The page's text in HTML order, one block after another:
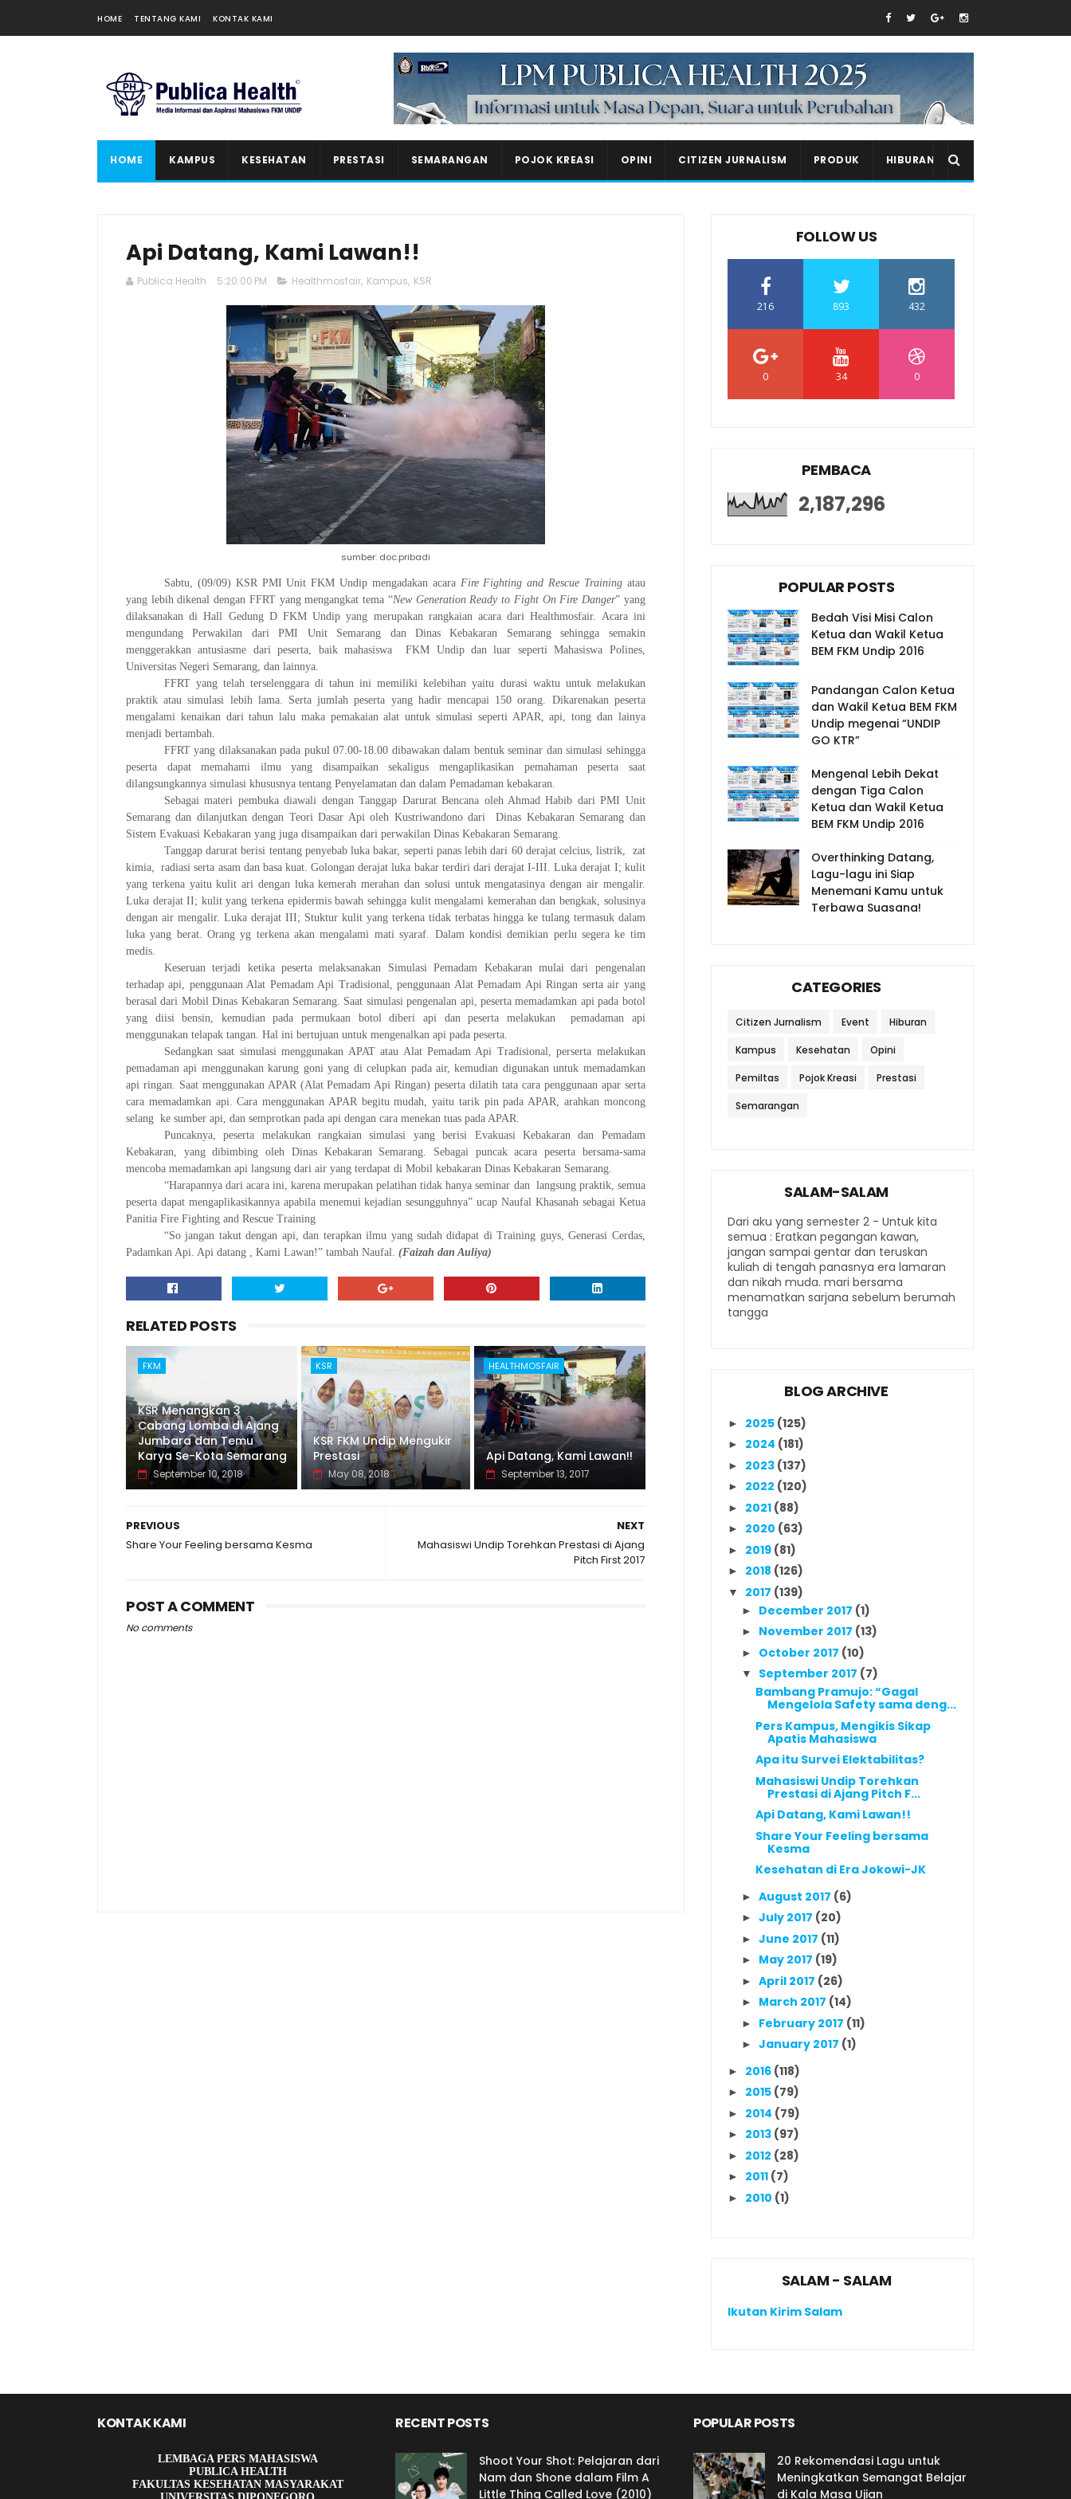
HOME TENTANG KAMI KONTAK KAMI
Masukkan iklan disini!
HOME KAMPUS KESEHATAN PRESTASI SEMARANGAN POJOK KREASI OPINI CITIZEN JURNALISM PRODUK HIBURAN
Api Datang, Kami Lawan!!
Publica Health 5:20:00 PM Healthmosfair, Kampus, KSR
sumber: doc.pribadi
Sabtu, (09/09) KSR PMI Unit FKM Undip mengadakan acara Fire Fighting and Rescue Trainingatau
yang lebih dikenal dengan FFRT yang mengangkat tema “New Generation Ready to Fight On Fire Danger” yang
dilaksanakan di Hall Gedung D FKM Undip yang merupakan rangkaian acara dari Healthmosfair. Acara ini
mengundang Perwakilan dari PMI Unit Semarang dan Dinas Kebakaran Semarang sehingga semakin
menggerakkan antusiasme dari peserta, baik mahasiswa FKM Undip dan luar seperti Mahasiswa Polines,
Universitas Negeri Semarang, dan lainnya.
FFRT yang telah terselenggara di tahun ini memiliki kelebihan yaitu durasi waktu untuk melakukan
praktik atau simulasi lebih lama. Serta jumlah peserta yang hadir mencapai 150 orang. Dikarenakan peserta
mengalami kenaikan dari tahun lalu maka pemakaian alat untuk simulasi seperti APAR, api, tong dan lainya
menjadi bertambah.
FFRT yang dilaksanakan pada pukul 07.00-18.00 dibawakan dalam bentuk seminar dan simulasi sehingga
peserta dapat memahami ilmu yang disampaikan sekaligus mengaplikasikan pemahaman peserta saat
dilangsungkannya simulasi khususnya tentang Penyelamatan dan dalam Pemadaman kebakaran.
Sebagai materi pembuka diawali dengan Tanggap Darurat Bencana oleh Ahmad Habib dari PMI Unit
Semarang dan dilanjutkan dengan Teori Dasar Api oleh Kustriwandono dari Dinas Kebakaran Semarang dan
Sistem Evakuasi Kebakaran yang juga disampaikan dari perwakilan Dinas Kebakaran Semarang.
Tanggap darurat berisi tentang penyebab luka bakar, seperti panas lebih dari 60 derajat celcius, listrik, zat
kimia, radiasi serta asam dan basa kuat. Golongan derajat luka bakar terdiri dari derajat I-III. Luka derajat I; kulit
yang terkena yaitu kulit ari dengan luka kemerah merahan dan solusi untuk mengatasinya dengan air mengalir.
Luka derajat II; kulit yang terkena epidermis bawah sehingga kulit mengalami kemerahan dan bengkak, solusinya
dengan air mengalir. Luka derajat III; Stuktur kulit yang terkena tidak terbatas hingga ke tulang termasuk dalam
luka yang berat. Orang yg terkena akan mengalami mati syaraf. Dalam kondisi demikian perlu segera ke tim
medis.
Keseruan terjadi ketika peserta melaksanakan Simulasi Pemadam Kebakaran mulai dari pengenalan
terhadap api, penggunaan Alat Pemadam Api Tradisional, penggunaan Alat Pemadam Api Ringan serta air yang
berasal dari Mobil Dinas Kebakaran Semarang. Saat simulasi pengenalan api, peserta memadamkan api pada botol
yang diisi bensin, kemudian pada permukaan botol diberi api dan peserta melakukan pemadaman api
menggunakan telapak tangan. Hal ini bertujuan untuk mengenalkan api pada peserta.
Sedangkan saat simulasi menggunakan APAT atau Alat Pemadam Api Tradisional, perserta melakukan
pemadaman api menggunakan karung goni yang di celupkan pada air, kemudian digunakan untuk memadamkan
api ringan. Saat menggunakan APAR (Alat Pemadam Api Ringan) peserta dilatih tata cara penggunaan apar serta
cara memadamkan api. Cara menggunakan APAR begitu mudah, yaitu tarik pin pada APAR, arahkan moncong
selang ke sumber api, dan semprotkan pada api dengan cara menekan tuas pada APAR.
Puncaknya, peserta melakukan rangkaian simulasi yang berisi Evakuasi Kebakaran dan Pemadam
Kebakaran, yang dibimbing oleh Dinas Kebakaran Semarang. Sebagai puncak acara peserta bersama-sama
mencoba memadamkan api langsung dari air yang terdapat di Mobil kebakaran Dinas Kebakaran Semarang.
“Harapannya dari acara ini, karena merupakan pelatihan tidak hanya seminar dan langsung praktik, semua
peserta dapat mengaplikasikannya apabila menemui kejadian sesungguhnya” ucap Naufal Khasanah sebagai Ketua
Panitia Fire Fighting and Rescue Training
“So jangan takut dengan api, dan terapkan ilmu yang sudah didapat di Training guys, Generasi Cerdas,
Padamkan Api. Api datang , Kami Lawan!” tambah Naufal. (Faizah dan Auliya)
RELATED POSTS
FKM
KSR Menangkan 3
Cabang Lomba di Ajang
Jumbara dan Temu
Karya Se-Kota Semarang
September 10, 2018
KSR
KSR FKM Undip Mengukir
Prestasi
May 08, 2018
HEALTHMOSFAIR
Api Datang, Kami Lawan!!
September 13, 2017
NEXT
Mahasiswi Undip Torehkan Prestasi di Ajang
Pitch First 2017
PREVIOUS
Share Your Feeling bersama Kesma
POST A COMMENT
No comments
FOLLOW US
216 893 432
0 34 0
PEMBACA
2,187,296
POPULAR POSTS
Bedah Visi Misi Calon
Ketua dan Wakil Ketua
BEM FKM Undip 2016
Pandangan Calon Ketua
dan Wakil Ketua BEM FKM
Undip megenai “UNDIP
GO KTR”
Mengenal Lebih Dekat
dengan Tiga Calon
Ketua dan Wakil Ketua
BEM FKM Undip 2016
Overthinking Datang,
Lagu-lagu ini Siap
Menemani Kamu untuk
Terbawa Suasana!
CATEGORIES
Citizen Jurnalism Event Hiburan
Kampus Kesehatan Opini
Pemiltas Pojok Kreasi Prestasi
Semarangan
SALAM-SALAM
Dari aku yang semester 2 - Untuk kita
semua : Eratkan pegangan kawan,
jangan sampai gentar dan teruskan
kuliah di tengah panasnya era lamaran
dan nikah muda. mari bersama
menamatkan sarjana sebelum berumah
tangga
BLOG ARCHIVE
► 2025 (125)
► 2024 (181)
► 2023 (137)
► 2022 (120)
► 2021 (88)
► 2020 (63)
► 2019 (81)
► 2018 (126)
▼ 2017 (139)
► December 2017 (1)
► November 2017 (13)
► October 2017 (10)
▼ September 2017 (7)
Bambang Pramujo: “Gagal
Mengelola Safety sama deng...
Pers Kampus, Mengikis Sikap
Apatis Mahasiswa
Apa itu Survei Elektabilitas?
Mahasiswi Undip Torehkan
Prestasi di Ajang Pitch F...
Api Datang, Kami Lawan!!
Share Your Feeling bersama
Kesma
Kesehatan di Era Jokowi-JK
► August 2017 (6)
► July 2017 (20)
► June 2017 (11)
► May 2017 (19)
► April 2017 (26)
► March 2017 (14)
► February 2017 (11)
► January 2017 (1)
► 2016 (118)
► 2015 (79)
► 2014 (79)
► 2013 (97)
► 2012 (28)
► 2011 (7)
► 2010 (1)
SALAM - SALAM
Ikutan Kirim Salam
KONTAK KAMI
LEMBAGA PERS MAHASISWA
PUBLICA HEALTH
FAKULTAS KESEHATAN MASYARAKAT
UNIVERSITAS DIPONEGORO
RECENT POSTS
Shoot Your Shot: Pelajaran dari
Nam dan Shone dalam Film A
Little Thing Called Love (2010)
POPULAR POSTS
20 Rekomendasi Lagu untuk
Meningkatkan Semangat Belajar
di Kala Masa Ujian